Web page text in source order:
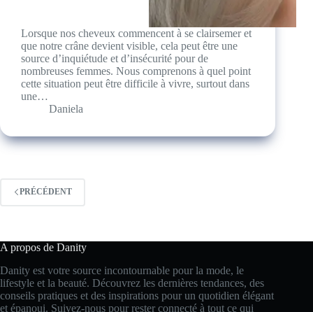
Lorsque nos cheveux commencent à se clairsemer et
que notre crâne devient visible, cela peut être une
source d’inquiétude et d’insécurité pour de
nombreuses femmes. Nous comprenons à quel point
cette situation peut être difficile à vivre, surtout dans
une…
Daniela
PRÉCÉDENT
A propos de Danity
Danity est votre source incontournable pour la mode, le
lifestyle et la beauté. Découvrez les dernières tendances, des
conseils pratiques et des inspirations pour un quotidien élégant
et épanoui. Suivez-nous pour rester connecté à tout ce qui